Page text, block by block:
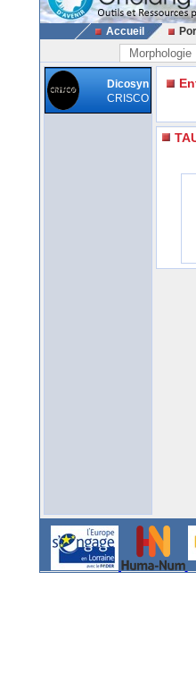
Accueil
Morphologie
Dicosyn
CRISCO